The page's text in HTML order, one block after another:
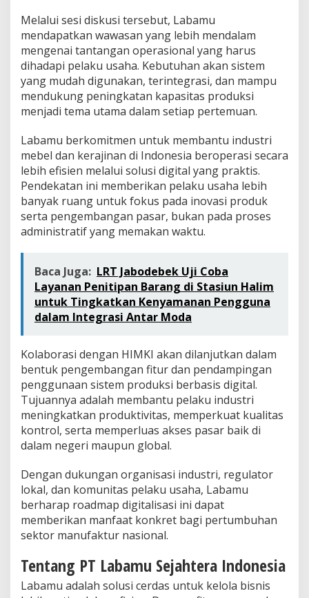
Melalui sesi diskusi tersebut, Labamu
mendapatkan wawasan yang lebih mendalam
mengenai tantangan operasional yang harus
dihadapi pelaku usaha. Kebutuhan akan sistem
yang mudah digunakan, terintegrasi, dan mampu
mendukung peningkatan kapasitas produksi
menjadi tema utama dalam setiap pertemuan.
Labamu berkomitmen untuk membantu industri
mebel dan kerajinan di Indonesia beroperasi secara
lebih efisien melalui solusi digital yang praktis.
Pendekatan ini memberikan pelaku usaha lebih
banyak ruang untuk fokus pada inovasi produk
serta pengembangan pasar, bukan pada proses
administratif yang memakan waktu.
Baca Juga: LRT Jabodebek Uji Coba
Layanan Penitipan Barang di Stasiun Halim
untuk Tingkatkan Kenyamanan Pengguna
dalam Integrasi Antar Moda
Kolaborasi dengan HIMKI akan dilanjutkan dalam
bentuk pengembangan fitur dan pendampingan
penggunaan sistem produksi berbasis digital.
Tujuannya adalah membantu pelaku industri
meningkatkan produktivitas, memperkuat kualitas
kontrol, serta memperluas akses pasar baik di
dalam negeri maupun global.
Dengan dukungan organisasi industri, regulator
lokal, dan komunitas pelaku usaha, Labamu
berharap roadmap digitalisasi ini dapat
memberikan manfaat konkret bagi pertumbuhan
sektor manufaktur nasional.
Tentang PT Labamu Sejahtera Indonesia
Labamu adalah solusi cerdas untuk kelola bisnis